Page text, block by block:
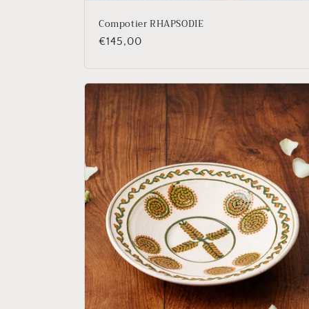
Compotier RHAPSODIE
Prix
€145,00